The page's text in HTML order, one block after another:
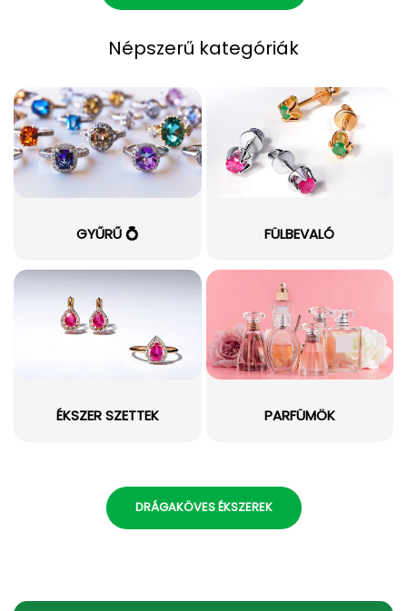
Népszerű kategóriák
GYŰRŰ 💍 FÜLBEVALÓ
ÉKSZER SZETTEK PARFÜMÖK
DRÁGAKÖVES ÉKSZEREK